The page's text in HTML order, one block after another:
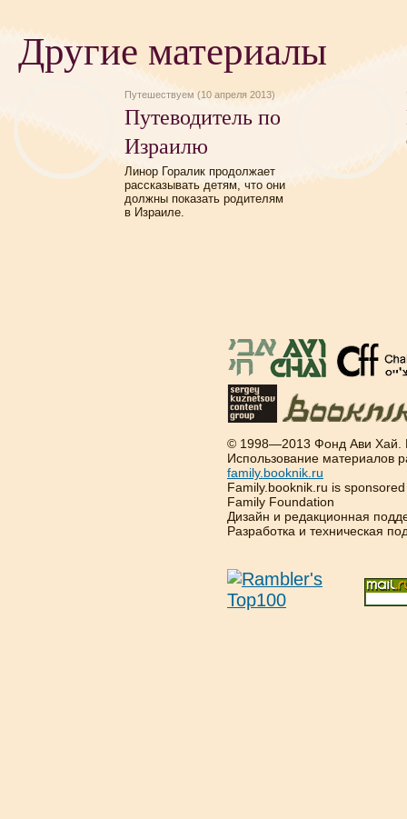
Другие материалы
Путешествуем (10 апреля 2013)
Путеводитель по
Израилю
Линор Горалик продолжает
рассказывать детям, что они
должны показать родителям
в Израиле.
© 1998—2013 Фонд Ави Хай.
Использование материалов
family.booknik.ru
Family.booknik.ru is
Family Foundation
Дизайн и редакционная
Разработка и техническая